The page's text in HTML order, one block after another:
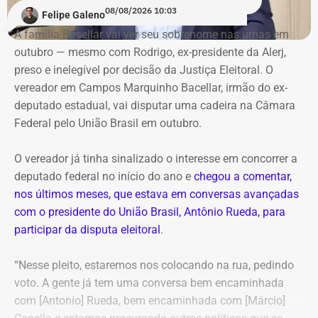
Renan Santos — que vai disputar o posto de Presidente
da Repúblicanas eleições de 2026 — no Rio —, também
afirma que tentou descobrir quanto recebe o prefeito, mas
não conseguiu porque o Portal da Transparência estava
fora do ar.
Oficialmente, o município integra o Noroeste Fluminense
e tinha população estimada em 7.584 habitantes até o
R$ 28.435,51 em 2023. Em 2024, a prefeitura
contabilizou R$ 97,4 milhões em receitas brutas.
Dados usados no vídeo levantam
Algumas das informações apresentadas por Victor
Antoun, no entanto, precisam ser contextualizadas.
Felipe Galeno08/08/2026 10:03
A família Bacellar vai ver seu sobrenome nas urnas em
outubro — mesmo com Rodrigo, ex-presidente da Alerj,
preso e inelegível por decisão da Justiça Eleitoral. O
vereador em Campos Marquinho Bacellar, irmão do ex-
deputado estadual, vai disputar uma cadeira na Câmara
Federal pelo União Brasil em outubro.
O vereador já tinha sinalizado o interesse em concorrer a
deputado federal no início do ano e chegou a comentar,
nos últimos meses, que estava em conversas avançadas
com o presidente do União Brasil, Antônio Rueda, para
participar da disputa eleitoral.
“Nesse pleito, estaremos nos colocando na rua, pedindo
voto. A gente já tem uma conversa bem encaminhada
com [Antonio] Rueda, bem encaminhada com [Márcio]